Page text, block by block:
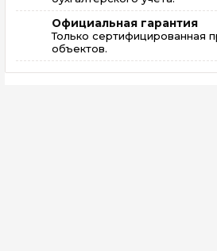
Официальная гарантия
Только сертифицированная
объектов.